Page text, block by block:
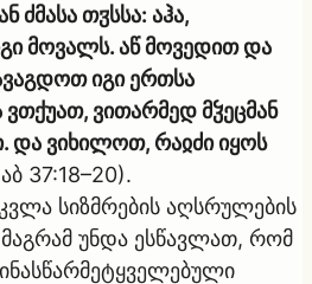
ძმასა თჳსსა: აჰა,
მოვალს. აწ მოვედით და
იგი ერთსა
ვითარმედ მჴეცმან
და ვიხილოთ, რაჲძი იყოს
37:18–20).
სიზმრების აღსრულების
მაგრამ უნდა ესწავლათ, რომ